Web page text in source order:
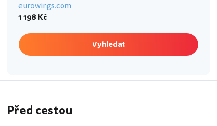
eurowings.com
1 198 Kč
Vyhledat
Před cestou